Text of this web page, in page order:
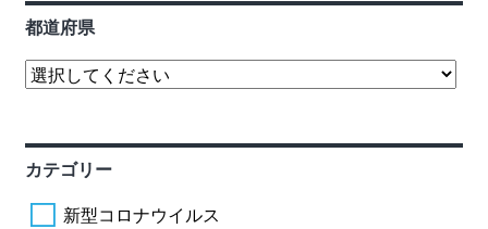
都道府県
カテゴリー
新型コロナウイルス